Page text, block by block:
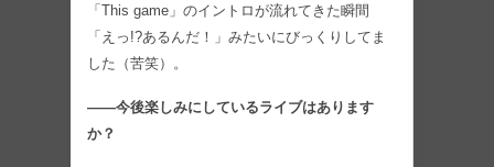
「This game」のイントロが流れてきた瞬間
「えっ!?あるんだ！」みたいにびっくりしてま
した（苦笑）。
――今後楽しみにしているライブはあります
か？